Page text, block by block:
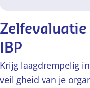
IBP
Krijg laagdrempelig
veiligheid van je